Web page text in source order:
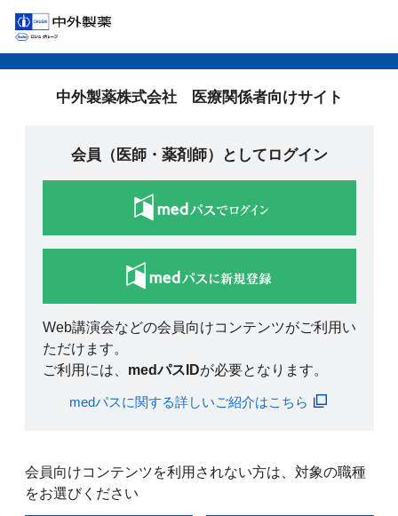
中外製薬株式会社 医療関係者向けサイト
会員（医師・薬剤師）としてログイン
Web講演会などの会員向けコンテンツがご利用い
ただけます。
ご利用には、 medパスIDが必要となります。
medパスに関する詳しいご紹介はこちら
会員向けコンテンツを利用されない方は、対象の職種
をお選びください